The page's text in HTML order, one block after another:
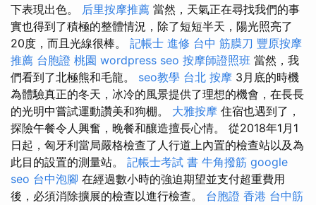
下表現出色。 后里按摩推薦 當然，天氣正在尋找我們的事
實也得到了積極的整體情況，除了短短半天，陽光照亮了
20度，而且光線很棒。 記帳士 進修 台中 筋膜刀 豐原按摩
推薦 台胞證 桃園 wordpress seo 按摩師證照班 當然，我
們看到了北極熊和毛龍。 seo教學 台北 按摩 3月底的時機
為體驗真正的冬天，冰冷的風景提供了理想的機會，在長長
的光明中嘗試運動讚美和狗棚。 大雅按摩 住宿也遇到了，
探險午餐令人興奮，晚餐和釀造擅長心情。 從2018年1月1
日起，匈牙利當局嚴格檢查了人行道上內置的檢查站以及為
此目的設置的測量站。 記帳士考試 書 牛角撥筋 google
seo 台中泡腳 在經過數小時的強迫期望並支付超重費用
後，必須消除擴展的檢查以進行檢查。 台胞證 香港 台中筋